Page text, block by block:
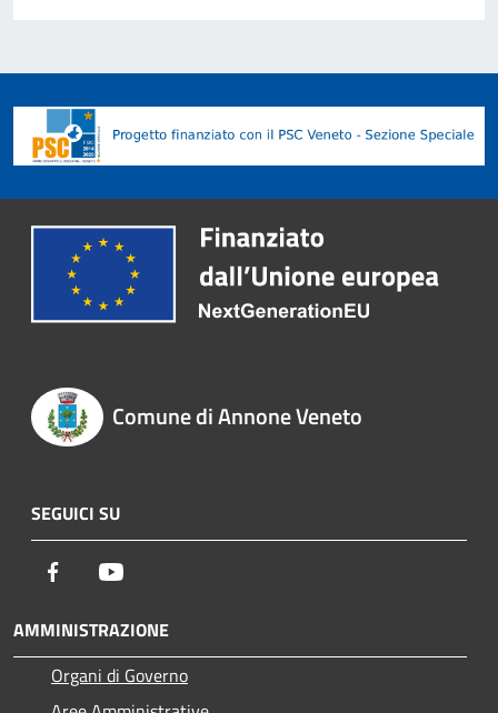
Comune di Annone Veneto
SEGUICI SU
Facebook
AMMINISTRAZIONE
Organi di Governo